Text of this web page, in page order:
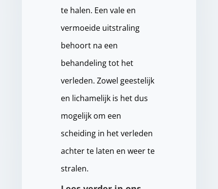
te halen. Een vale en
vermoeide uitstraling
behoort na een
behandeling tot het
verleden. Zowel geestelijk
en lichamelijk is het dus
mogelijk om een
scheiding in het verleden
achter te laten en weer te
stralen.